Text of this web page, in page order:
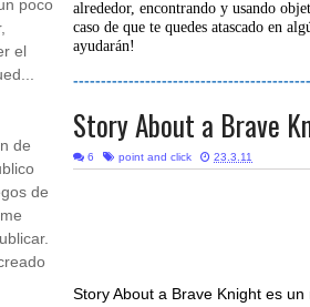
alrededor, encontrando y usando
caso de que te quedes atascado en
ayudarán!
Story About a Brave
6 point and click 23.3.11
Story About a Brave Knight es un
poco
el
de
de